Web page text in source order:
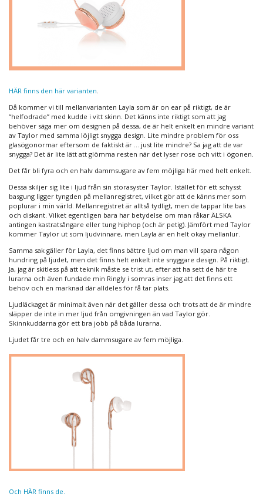
HÄR finns den här varianten.
Då kommer vi till mellanvarianten Layla som är on ear på riktigt, de är
“helfodrade” med kudde i vitt skinn. Det känns inte riktigt som att jag
behöver säga mer om designen på dessa, de är helt enkelt en mindre variant
av Taylor med samma löjligt snygga design. Lite mindre problem för oss
glasögonormar eftersom de faktiskt är … just lite mindre? Sa jag att de var
snygga? Det är lite lätt att glömma resten när det lyser rose och vitt i ögonen.
Det får bli fyra och en halv dammsugare av fem möjliga här med helt enkelt.
Dessa skiljer sig lite i ljud från sin storasyster Taylor. Istället för ett schysst
basgung ligger tyngden på mellanregistret, vilket gör att de känns mer som
poplurar i min värld. Mellanregistret är alltså tydligt, men de tappar lite bas
och diskant. Vilket egentligen bara har betydelse om man råkar ÄLSKA
antingen kastratsångare eller tung hiphop (och är petig). Jämfört med Taylor
kommer Taylor ut som ljudvinnare, men Layla är en helt okay mellanlur.
Samma sak gäller för Layla, det finns bättre ljud om man vill spara någon
hundring på ljudet, men det finns helt enkelt inte snyggare design. På riktigt.
Ja, jag är skitless på att teknik måste se trist ut, efter att ha sett de här tre
lurarna och även fundade min Ringly i somras inser jag att det finns ett
behov och en marknad där alldeles för få tar plats.
Ljudläckaget är minimalt även när det gäller dessa och trots att de är mindre
släpper de inte in mer ljud från omgivningen än vad Taylor gör.
Skinnkuddarna gör ett bra jobb på båda lurarna.
Ljudet får tre och en halv dammsugare av fem möjliga.
Och HÄR finns de.